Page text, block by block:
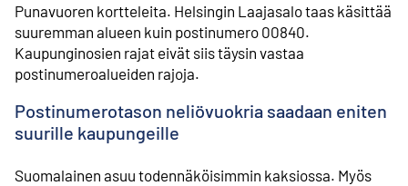
Punavuoren kortteleita. Helsingin Laajasalo taas käsittää
suuremman alueen kuin postinumero 00840.
Kaupunginosien rajat eivät siis täysin vastaa
postinumeroalueiden rajoja.
Postinumerotason neliövuokria saadaan eniten
suurille kaupungeille
Suomalainen asuu todennäköisimmin kaksiossa. Myös